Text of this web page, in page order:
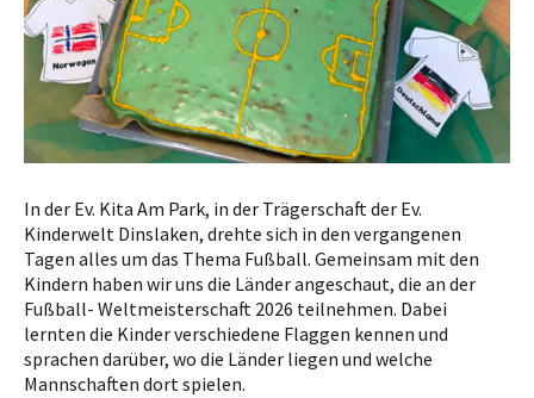
In der Ev. Kita Am Park, in der Trägerschaft der Ev.
Kinderwelt Dinslaken, drehte sich in den vergangenen
Tagen alles um das Thema Fußball. Gemeinsam mit den
Kindern haben wir uns die Länder angeschaut, die an der
Fußball- Weltmeisterschaft 2026 teilnehmen. Dabei
lernten die Kinder verschiedene Flaggen kennen und
sprachen darüber, wo die Länder liegen und welche
Mannschaften dort spielen.